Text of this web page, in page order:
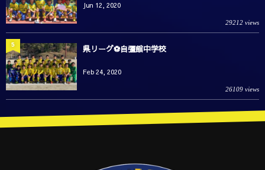
Jun 12, 2020
29212 views
県リーグ⚽️自彊館中学校
Feb 24, 2020
26109 views
5